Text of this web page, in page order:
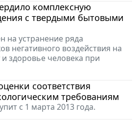
комплексную
с твердыми бытовыми
на устранение ряда
негативного воздействия на
здоровье человека при
соответствия
требованиям
с 1 марта 2013 года.